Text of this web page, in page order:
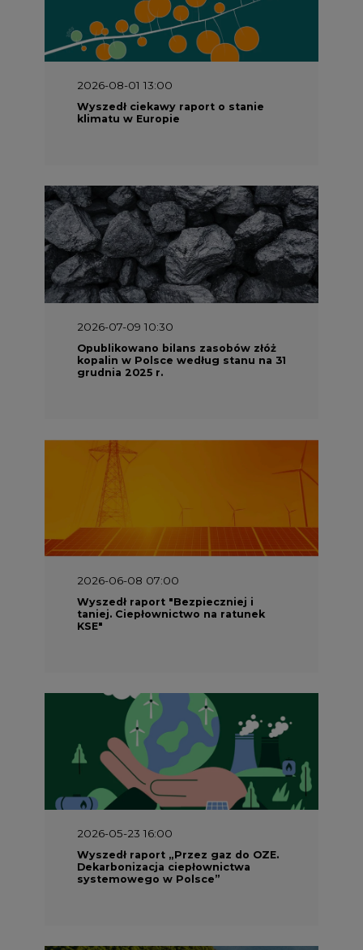
2026-08-01 13:00
Wyszedł ciekawy raport o stanie
klimatu w Europie
2026-07-09 10:30
Opublikowano bilans zasobów złóż
kopalin w Polsce według stanu na 31
2026-06-08 07:00
taniej. Ciepłownictwo na ratunek
2026-05-23 16:00
Wyszedł raport „Przez gaz do OZE.
Dekarbonizacja ciepłownictwa